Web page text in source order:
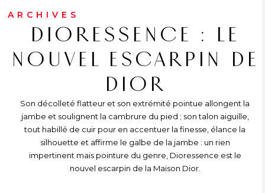
ARCHIVES
DIORESSENCE : LE
NOUVEL ESCARPIN DE
DIOR
Son décolleté flatteur et son extrémité pointue allongent la
jambe et soulignent la cambrure du pied ; son talon aiguille,
tout habillé de cuir pour en accentuer la finesse, élance la
silhouette et affirme le galbe de la jambe : un rien
impertinent mais pointure du genre, Dioressence est le
nouvel escarpin de la Maison Dior.